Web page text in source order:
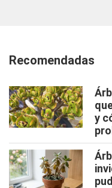
Recomendadas
y